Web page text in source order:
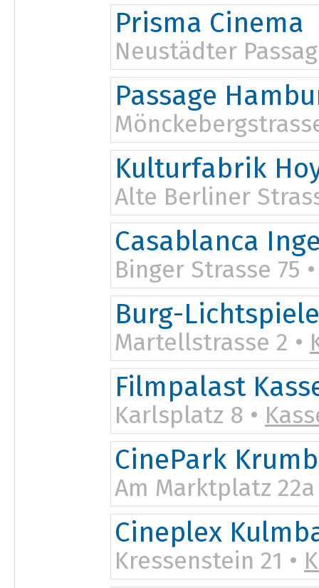
Prisma Cinema
Neustädter
Passage
15:30
Kulturfabrik
Alte Berliner
Casablanca
Binger Strasse 75
20:00
Burg-Lichtspiele
Martellstrasse 2 •
Filmpalast
Karlsplatz 8 •
CinePark
Am Marktplatz
Cineplex
Kressenstein 21 •